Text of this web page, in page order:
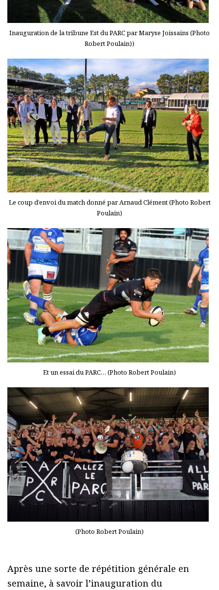
Inauguration de la tribune Est du PARC par Maryse Joissains (Photo
Robert Poulain))
Le coup d’envoi du match donné par Arnaud Clément (Photo Robert
Poulain)
Et un essai du PARC… (Photo Robert Poulain)
(Photo Robert Poulain)
Après une sorte de répétition générale en
semaine, à savoir l’inauguration du